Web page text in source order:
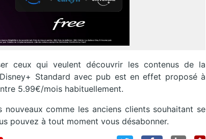
ceux qui veulent découvrir les contenus de la
Standard avec pub est en effet proposé à
5.99€/mois habituellement.
comme les anciens clients souhaitant se
pouvez à tout moment vous désabonner.